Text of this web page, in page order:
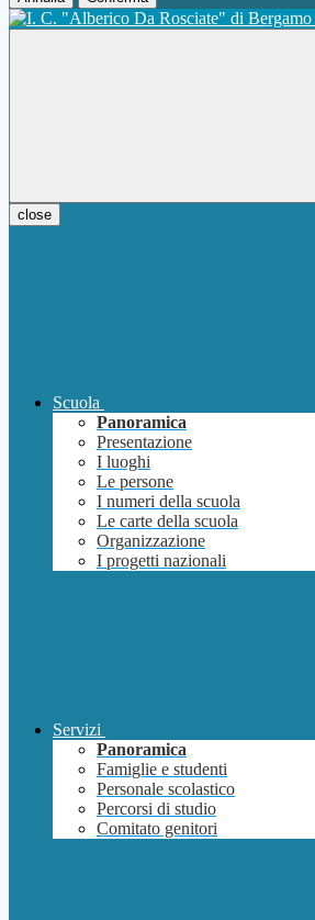
close
Scuola
Panoramica
Presentazione
I luoghi
Le persone
I numeri della scuola
Le carte della scuola
Organizzazione
I progetti nazionali
Servizi
Panoramica
Famiglie e studenti
Personale scolastico
Percorsi di studio
Comitato genitori